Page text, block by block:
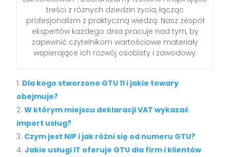
treści z różnych dziedzin życia, łącząc
profesjonalizm z praktyczną wiedzą. Nasz zespół
ekspertów każdego dnia pracuje nad tym, by
zapewnić czytelnikom wartościowe materiały
wspierające ich rozwój osobisty i zawodowy.
Dla kogo stworzono GTU 11 i jakie towary
obejmuje?
W którym miejscu deklaracji VAT wykazać
import usług?
Czym jest NIP i jak różni się od numeru GTU?
Jakie usługi IT oferuje GTU dla firm i klientów